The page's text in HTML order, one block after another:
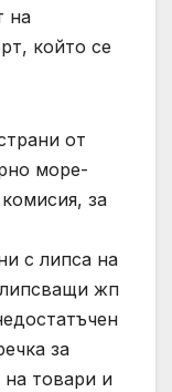
на
който се
от
море-
за
с липса на
жп
за
товари и